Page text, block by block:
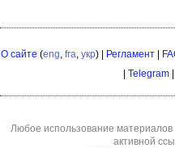
О сайте (eng, fra, укр) | Регламент|
Telegram
Любое использование материалов
активной